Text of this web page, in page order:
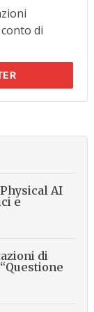
di
AI
e
di